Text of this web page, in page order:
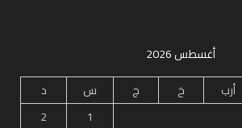
أغسطس 2026
أرب خ ج س
د
1
2